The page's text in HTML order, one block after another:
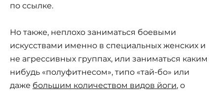
по ссылке.
Но также, неплохо заниматься боевыми
искусствами именно в специальных женских и
не агрессивных группах, или заниматься каким
нибудь «полуфитнесом», типо «тай-бо» или
даже большим количеством видов йоги, о